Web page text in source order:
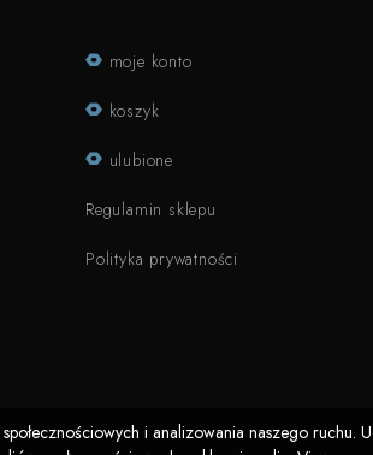
moje konto
koszyk
ulubione
Regulamin sklepu
Polityka prywatności
i analizowania naszego ruchu.